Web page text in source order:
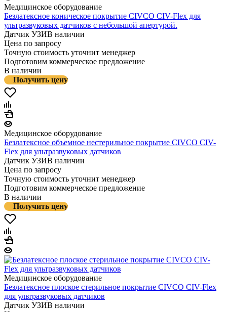
Медицинское оборудование
Безлатексное коническое покрытие CIVCO CIV-Flex для
ультразвуковых датчиков с небольшой апертурой.
Датчик УЗИВ наличии
Цена по запросу
Точную стоимость уточнит менеджер
Подготовим коммерческое предложение
В наличии
Получить цену
Медицинское оборудование
Безлатексное объемное нестерильное покрытие CIVCO CIV-
Flex для ультразвуковых датчиков
Датчик УЗИВ наличии
Цена по запросу
Точную стоимость уточнит менеджер
Подготовим коммерческое предложение
В наличии
Получить цену
Медицинское оборудование
Безлатексное плоское стерильное покрытие CIVCO CIV-Flex
для ультразвуковых датчиков
Датчик УЗИВ наличии